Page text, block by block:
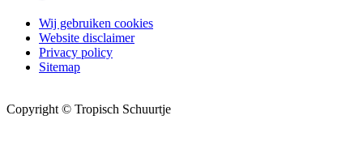
Wij gebruiken cookies
Website disclaimer
Privacy policy
Sitemap
Copyright © Tropisch Schuurtje